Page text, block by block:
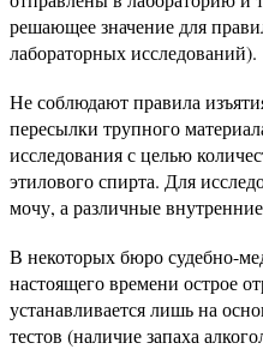
решающее значение для
лабораторных исследований).
Не соблюдают правила
пересылки трупного
исследования с целью
этилового спирта. Для
мочу, а различные
В некоторых бюро судебно-
настоящего времени острое
устанавливается лишь на
тестов (наличие запаха